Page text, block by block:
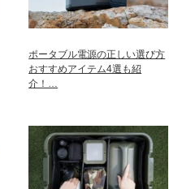
ポータブル電源の正しい選び方
おすすめアイテム4選も紹
介！…